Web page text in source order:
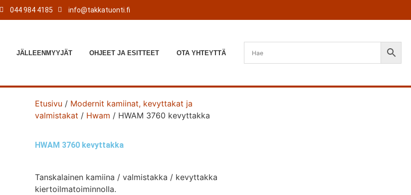
044 984 4185 info@takkatuonti.fi
JÄLLEENMYYJÄT OHJEET JA ESITTEET OTA YHTEYTTÄ
Etusivu / Modernit kamiinat, kevyttakat ja
valmistakat / Hwam / HWAM 3760 kevyttakka
HWAM 3760 kevyttakka
Tanskalainen kamiina / valmistakka / kevyttakka
kiertoilmatoiminnolla.